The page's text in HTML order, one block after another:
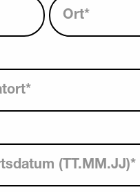
Ort*
*
(TT.MM.JJ)*